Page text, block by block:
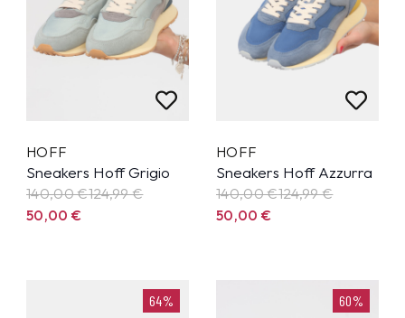
HOFF
Sneakers Hoff Grigio
140,00 €124,99€
50,00€
HOFF
Sneakers Hoff Azzurra
140,00 €124,99€
50,00€
64% 60%